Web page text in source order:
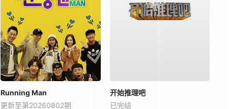
Running Man
更新至第20260802期
开始推理吧
已完结